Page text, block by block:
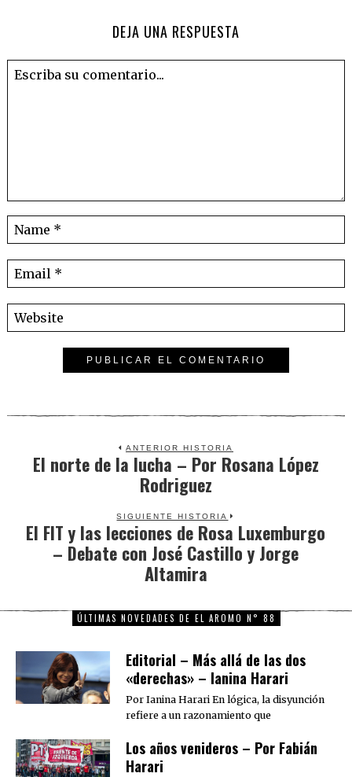
DEJA UNA RESPUESTA
ANTERIOR HISTORIA
Previous
post:
El norte de la lucha – Por Rosana López
Rodriguez
SIGUIENTE HISTORIA
Next
post:
El FIT y las lecciones de Rosa Luxemburgo
– Debate con José Castillo y Jorge
Altamira
ÚLTIMAS NOVEDADES DE EL AROMO N° 88
Editorial – Más allá de las dos
«derechas» – Ianina Harari
Por Ianina Harari En lógica, la disyunción
refiere a un razonamiento que
Los años venideros – Por Fabián
Harari